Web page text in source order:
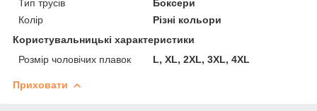
Тип трусів
Боксери
Колір
Різні кольори
Користувальницькі характеристики
Розмір чоловічих плавок
L, XL, 2XL, 3XL, 4XL
Приховати